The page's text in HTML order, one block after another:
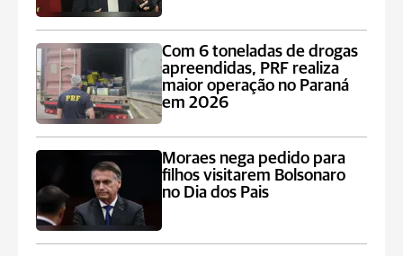
Com 6 toneladas de drogas
apreendidas, PRF realiza
maior operação no Paraná
em 2026
Moraes nega pedido para
filhos visitarem Bolsonaro
no Dia dos Pais